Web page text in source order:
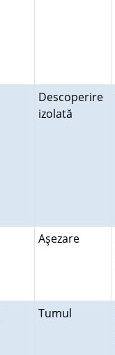
Descoperire
izolată
Aşezare
Tumul